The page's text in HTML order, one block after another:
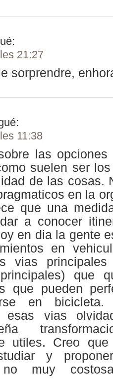
21:27
sorprendre,
11:38
las
suelen ser
de las cosas.
en la
que una
a conocer
en dia la gente
en
vias
que
que pueden
en
esas vias
utiles. Creo
y
no muy